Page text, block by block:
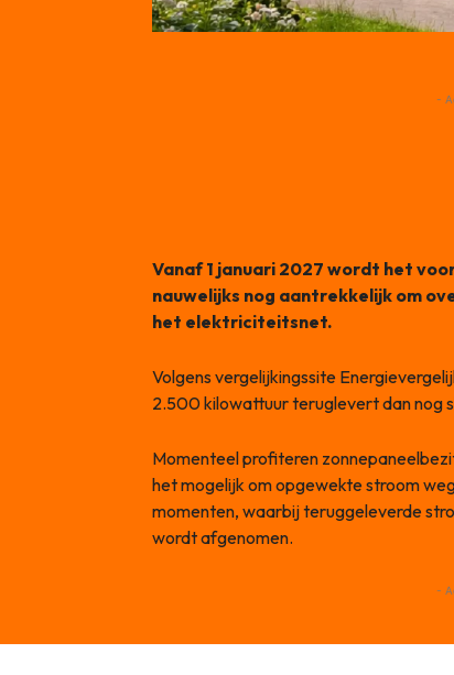
-
Vanaf 1 januari 2027 wordt het
nauwelijks nog aantrekkelijk om
het elektriciteitsnet.
Volgens vergelijkingssite
2.500 kilowattuur teruglevert dan nog
Momenteel profiteren
het mogelijk om opgewekte stroom
momenten, waarbij teruggeleverde
wordt afgenomen.
-